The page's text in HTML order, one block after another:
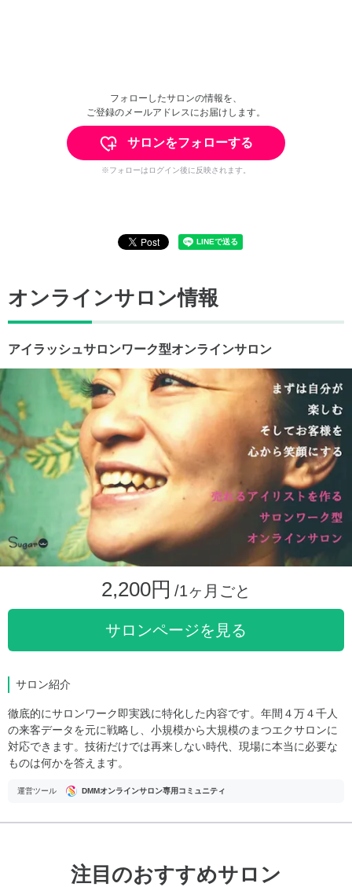
フォローしたサロンの情報を、
ご登録のメールアドレスにお届けします。
サロンをフォローする
※フォローはログイン後に反映されます。
オンラインサロン情報
アイラッシュサロンワーク型オンラインサロン
2,200円 /1ヶ月ごと
サロンページを見る
サロン紹介
徹底的にサロンワーク即実践に特化した内容です。年間４万４千人
の来客データを元に戦略し、小規模から大規模のまつエクサロンに
対応できます。技術だけでは再来しない時代、現場に本当に必要な
ものは何かを答えます。
運営ツール DMMオンラインサロン専用コミュニティ
注目のおすすめサロン